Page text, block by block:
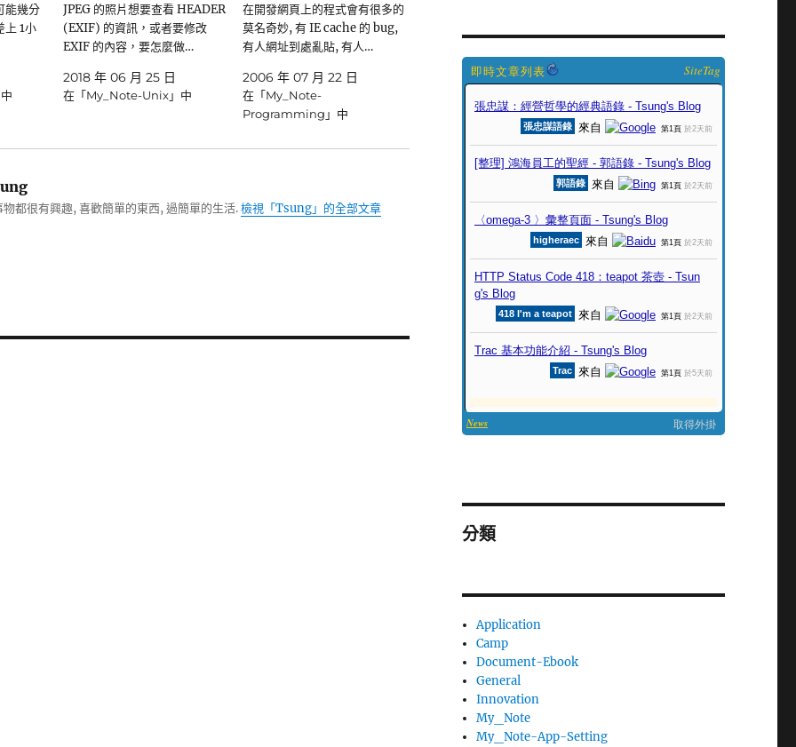
能幾分
上 1小
JPEG 的照片想要查看 HEADER
(EXIF) 的資訊，或者要修改
EXIF 的內容，要怎麼做…
2018 年 06 月 25 日
在「My_Note-Unix」中
在開發網頁上的程式會有很多的
莫名奇妙, 有 IE cache 的 bug,
有人網址到處亂貼, 有人…
2006 年 07 月 22 日
在「My_Note-
Programming」中
都很有興趣, 喜歡簡單的東西, 過簡單的生活.檢視「Tsung」的全部文章
SiteTag
分類
Application
Camp
Document-Ebook
General
Innovation
My_Note
My_Note-App-Setting